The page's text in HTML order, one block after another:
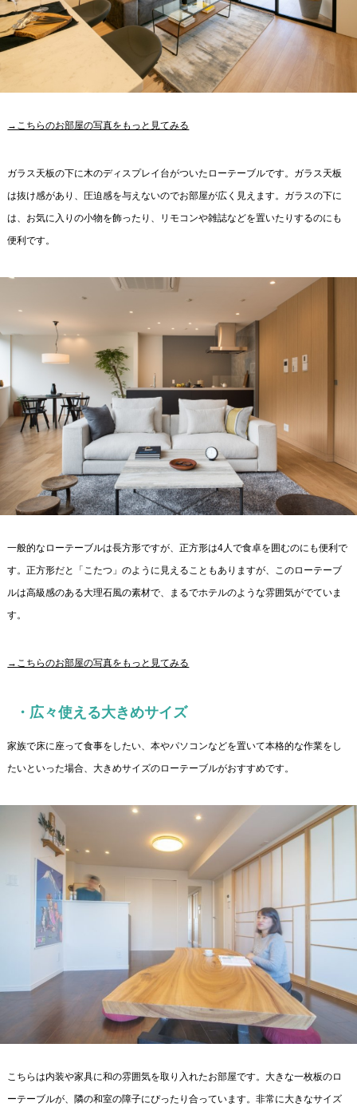
→こちらのお部屋の写真をもっと見てみる
ガラス天板の下に木のディスプレイ台がついたローテーブルです。ガラス天板
は抜け感があり、圧迫感を与えないのでお部屋が広く見えます。ガラスの下に
は、お気に入りの小物を飾ったり、リモコンや雑誌などを置いたりするのにも
便利です。
一般的なローテーブルは長方形ですが、正方形は4人で食卓を囲むのにも便利で
す。正方形だと「こたつ」のように見えることもありますが、このローテーブ
ルは高級感のある大理石風の素材で、まるでホテルのような雰囲気がでていま
す。
→こちらのお部屋の写真をもっと見てみる
・広々使える大きめサイズ
家族で床に座って食事をしたい、本やパソコンなどを置いて本格的な作業をし
たいといった場合、大きめサイズのローテーブルがおすすめです。
こちらは内装や家具に和の雰囲気を取り入れたお部屋です。大きな一枚板のロ
ーテーブルが、隣の和室の障子にぴったり合っています。非常に大きなサイズ